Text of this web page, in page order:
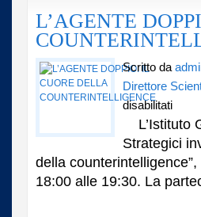
L’AGENTE
Scritto da
Direttore
disabilitatisu
IL
CUORE
L’Istituto
Strategici
della
18:00 alle 19:30. La